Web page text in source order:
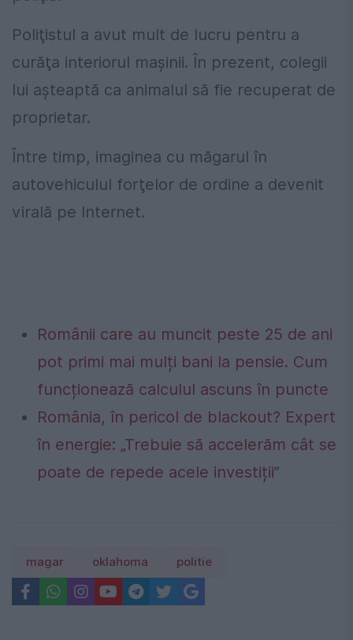
Poliţistul a avut mult de lucru pentru a
curăţa interiorul maşinii. În prezent, colegii
lui aşteaptă ca animalul să fie recuperat de
proprietar.
Între timp, imaginea cu măgarul în
autovehiculul forţelor de ordine a devenit
virală pe Internet.
Românii care au muncit peste 25 de ani
pot primi mai mulți bani la pensie. Cum
funcționează calculul ascuns în puncte
România, în pericol de blackout? Expert
în energie: „Trebuie să accelerăm cât se
poate de repede acele investiții”
magar oklahoma politie